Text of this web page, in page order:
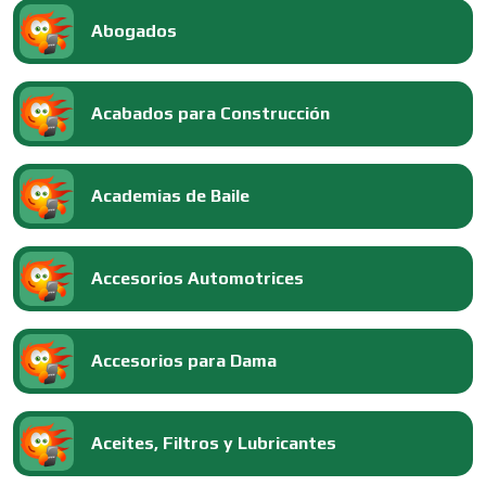
Abogados
Acabados para Construcción
Academias de Baile
Accesorios Automotrices
Accesorios para Dama
Aceites, Filtros y Lubricantes